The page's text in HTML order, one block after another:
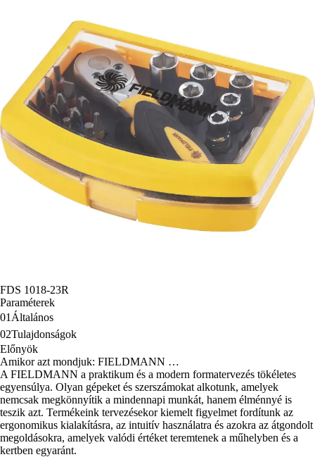
FDS 1018-23R
Paraméterek
01 Általános
02Tulajdonságok
Előnyök
Amikor azt mondjuk: FIELDMANN …
A FIELDMANN a praktikum és a modern formatervezés tökéletes
egyensúlya. Olyan gépeket és szerszámokat alkotunk, amelyek
nemcsak megkönnyítik a mindennapi munkát, hanem élménnyé is
teszik azt. Termékeink tervezésekor kiemelt figyelmet fordítunk az
ergonomikus kialakításra, az intuitív használatra és azokra az átgondolt
megoldásokra, amelyek valódi értéket teremtenek a műhelyben és a
kertben egyaránt.